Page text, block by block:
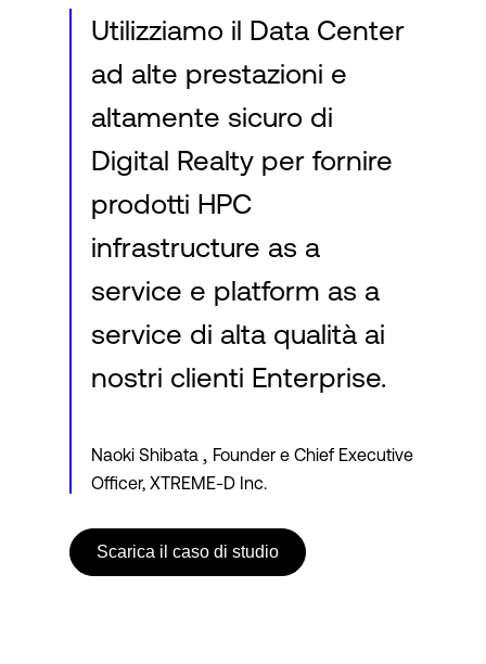
Utilizziamo il Data Center
ad alte prestazioni e
altamente sicuro di
Digital Realty per fornire
prodotti HPC
infrastructure as a
service e platform as a
service di alta qualità ai
nostri clienti Enterprise.
Naoki Shibata , Founder e Chief Executive
Officer, XTREME-D Inc.
Scarica il caso di studio